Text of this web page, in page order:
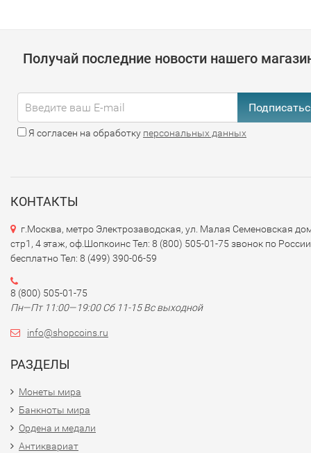
Получай последние новости нашего
Я согласен на обработку персональных данных
КОНТАКТЫ
г.Москва, метро Электрозаводская, ул. Малая Семеновская
стр1, 4 этаж, оф.Шопкоинс Тел: 8 (800) 505-01-75 звонок по России
бесплатно Тел: 8 (499) 390-06-59
8 (800) 505-01-75
Пн—Пт 11:00—19:00 Сб 11-15 Вс выходной
info@shopcoins.ru
РАЗДЕЛЫ
Монеты мира
Банкноты мира
Ордена и медали
Антиквариат